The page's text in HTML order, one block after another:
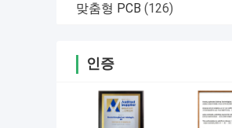
맞춤형 PCB (126)
인증